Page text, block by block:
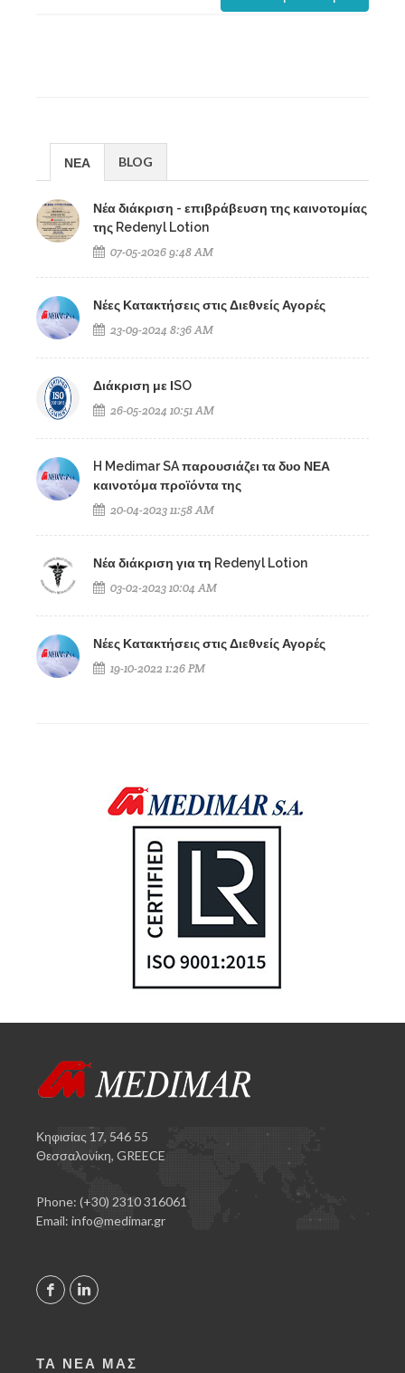
ΝΕΑ BLOG
Νέα διάκριση - επιβράβευση της καινοτομίας
της Redenyl Lotion
07-05-2026 9:48 AM
Νέες Κατακτήσεις στις Διεθνείς Αγορές
23-09-2024 8:36 AM
Διάκριση με ΙSO
26-05-2024 10:51 AM
H Medimar SA παρουσιάζει τα δυο ΝΕΑ
καινοτόμα προϊόντα της
20-04-2023 11:58 AM
Νέα διάκριση για τη Redenyl Lotion
03-02-2023 10:04 AM
Νέες Κατακτήσεις στις Διεθνείς Αγορές
19-10-2022 1:26 PM
Κηφισίας 17, 546 55
Θεσσαλονίκη, GREECE
Phone: (+30) 2310 316061
Email: info@medimar.gr
ΤΑ ΝΕΑ ΜΑΣ